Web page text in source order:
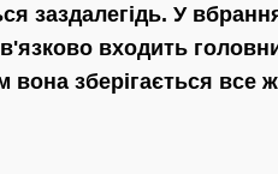
заздалегідь. У
входить
зберігається все